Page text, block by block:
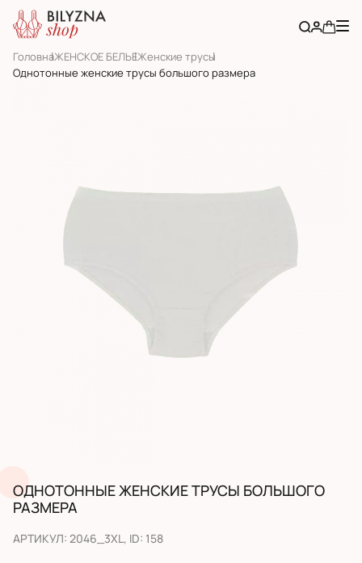
ГоловнаЖЕНСКОЕ БЕЛЬЕЖенскиe трусы
Однотонные женские трусы большого размера
ОДНОТОННЫЕ ЖЕНСКИЕ ТРУСЫ БОЛЬШОГО
РАЗМЕРА
АРТИКУЛ: 2046_3XL, ID: 158